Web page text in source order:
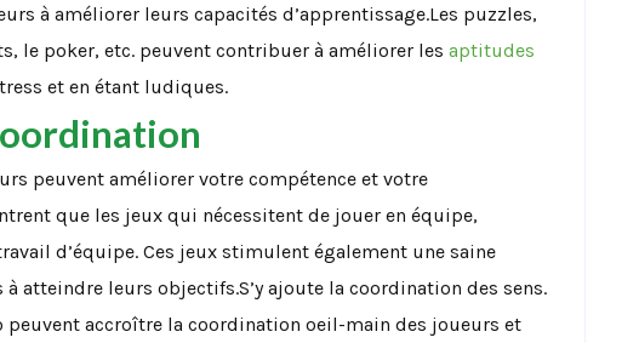
à améliorer leurs capacités d’apprentissage.Les puzzles,
le poker, etc. peuvent contribuer à améliorer les aptitudes
et en étant ludiques.
peuvent améliorer votre compétence et votre
que les jeux qui nécessitent de jouer en équipe,
d’équipe. Ces jeux stimulent également une saine
atteindre leurs objectifs.S’y ajoute la coordination des sens.
peuvent accroître la coordination oeil-main des joueurs et